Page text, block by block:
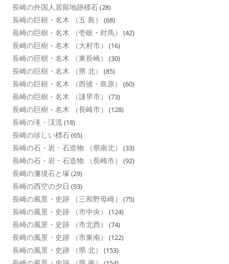
長崎の外国人居留地跡標石(28)
長崎の巨樹・名木 （五 島） (68)
長崎の巨樹・名木 （壱岐・対馬） (42)
長崎の巨樹・名木 （大村市） (16)
長崎の巨樹・名木 （東長崎） (30)
長崎の巨樹・名木 （県 北） (85)
長崎の巨樹・名木 （西彼・島原） (60)
長崎の巨樹・名木 （諌早市） (73)
長崎の巨樹・名木 （長崎市） (128)
長崎の滝・渓流(18)
長崎の珍しい標石(65)
長崎の石・岩・石造物 （県南北） (33)
長崎の石・岩・石造物 （長崎市） (92)
長崎の藩境石と塚 (29)
長崎の西空の夕日 (93)
長崎の風景・史跡 （三和野母崎） (75)
長崎の風景・史跡 （市中央） (124)
長崎の風景・史跡 （市北西） (74)
長崎の風景・史跡 （市東南） (122)
長崎の風景・史跡 （県 北） (153)